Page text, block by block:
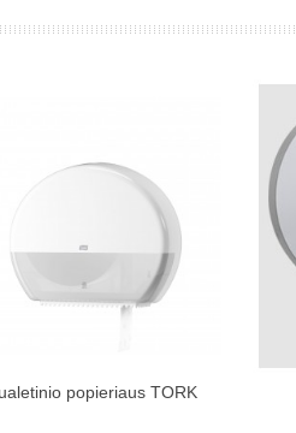
Įdėti į pirkinių krepšelį
popieriaus TORK